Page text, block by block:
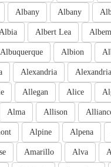
Albany
Albany
Albert Lea
Albion
Albuquerque
Alexandria
Alexandria
Alice
Allegan
Allison
Alma
Alpena
Alpine
Alva
Amarillo